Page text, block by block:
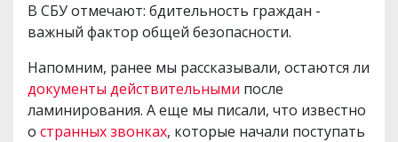
В СБУ отмечают: бдительность граждан -
важный фактор общей безопасности.
Напомним, ранее мы рассказывали, остаются ли
документы действительными после
ламинирования. А еще мы писали, что известно
о странных звонках, которые начали поступать